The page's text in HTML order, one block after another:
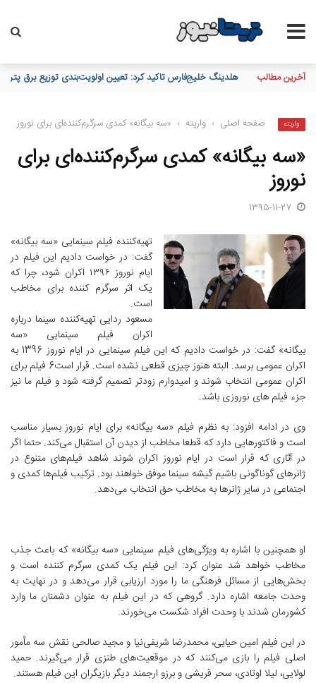
آخرین مطالب تقدیر و تشکر مدیرعامل پست بانک ایران از کلیه همکاران موثر در
واریته صفحه اصلی › واریته › «سه بیگانه» کمدی سرگرم‌کننده‌ای برای نوروز
«سه بیگانه» کمدی سرگرم‌کننده‌ای برای
نوروز
1395-11-27
تهیه‌کننده فیلم سینمایی «سه بیگانه»
گفت: در خواست دادیم این فیلم در
ایام نوروز ۱۳۹۶ اکران شود، چرا که
یک اثر سرگرم کننده برای مخاطب
است.
مسعود ردایی تهیه‌کننده سینما درباره
اکران فیلم سینمایی «سه
بیگانه» گفت: در خواست دادیم که این فیلم سینمایی در ایام نوروز 1396 به
اکران عمومی برسد. البته هنوز چیزی قطعی نشده است. قرار است6 فیلم برای
اکران عمومی انتخاب شوند و امیدوارم زودتر تصمیم گرفته شود و فیلم ما نیز
جزء فیلم های نوروزی باشد.
وی در ادامه افزود: به نظرم فیلم «سه بیگانه» برای ایام نوروز بسیار مناسب
است و فاکتور‌هایی دارد که قطعا مخاطب از دیدن آن استقبال می‌کند. حتما اگر
در آثاری که قرار است در ایام نوروز اکران شوند شاهد فیلم‌های متنوع در
ژانر‌های گوناگونی باشیم گیشه سینما موفق خواهند بود. ترکیب فیلم‌ها کمدی و
اجتماعی در سایر ژانرها به مخاطب حق انتخاب می‌دهد.
او همچنین با اشاره به ویژگی‌های فیلم سینمایی «سه بیگانه» که باعث جذب
مخاطب خواهد شد عنوان کرد: این فیلم یک کمدی سرگرم کننده است و
بخش‌هایی از مسائل فرهنگی ما را مورد ارزیابی قرار می‌دهد و در نهایت به
وحدت جامعه اشاره دارد. گروهی که در این فیلم به عنوان دشمنان ما وارد
کشورمان شدند با وحدت افراد شکست می‌خورند.
در این فیلم امین حیایی، محمدرضا شریفی‌نیا و مجید صالحی نقش سه مأمور
اصلی فیلم را بازی می‌کنند که در موقعیت‌های طنزی قرار می‌گیرند. حمید
لولایی، لیلا اوتادی، سحر قریشی و برزو ارجمند دیگر بازیگران این فیلم هستند.